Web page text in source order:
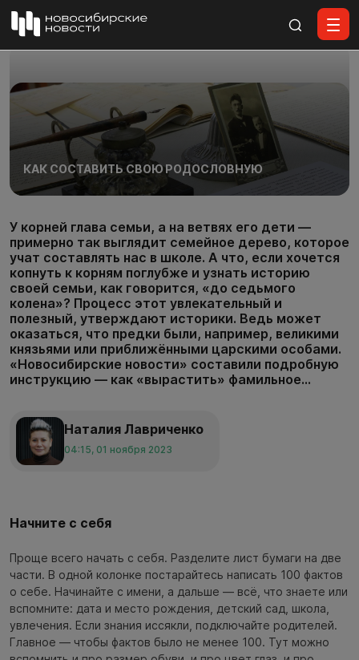
КАК СОСТАВИТЬ СВОЮ РОДОСЛОВНУЮ
У корней глава семьи, а на ветвях его дети —
примерно так выглядит семейное дерево, которое
учат составлять нас в школе. А что, если хочется
копнуть к корням поглубже и узнать историю
своей семьи, как говорится, «до седьмого
колена»? Процесс этот увлекательный и
полезный, утверждают историки. Ведь может
оказаться, что предки были, например, великими
князьями или приближёнными царскими особами.
«Новосибирские новости» составили подробную
инструкцию — как «вырастить» фамильное...
Наталия Лавриченко
04:15, 01 ноября 2023
Начните с себя
Проще всего начать с себя. Разделите лист бумаги на две
части. В одной колонке постарайтесь написать 100 фактов
о себе. Начинайте с имени, а дальше — всё, что знаете или
вспомните: дата и место рождения, детский сад, школа,
увлечения. Если знания иссякли, подключайте родителей.
Главное — чтобы фактов было не менее 100. Тут можно